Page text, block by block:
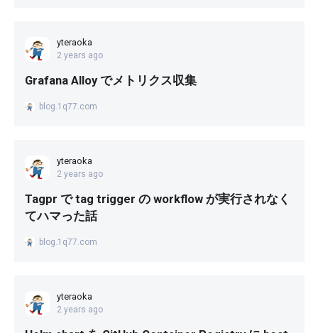
yteraoka
2 years ago
Grafana Alloy でメトリクス収集
blog.1q77.com
yteraoka
2 years ago
Tagpr で tag trigger の workflow が実行されなく
てハマった話
blog.1q77.com
yteraoka
2 years ago